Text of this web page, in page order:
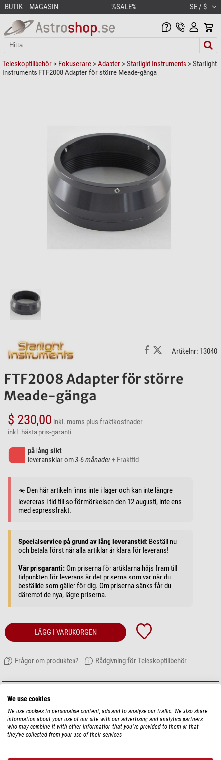
BUTIK MAGASIN %SALE% SE / $
Teleskoptillbehör > Fokuserare >Adapter >Starlight Instruments > Starlight
Instruments FTF2008 Adapter för större Meade-gänga
Artikelnr: 13040
FTF2008 Adapter för större
Meade-gänga
$ 230,00 inkl. moms plus fraktkostnader
inkl. bästa pris-garanti
på lång sikt
leveransklar om3-6 månader+ Frakttid
☀️ Den här artikeln finns inte i lager och kan inte längre
levereras i tid till solförmörkelsen den 12 augusti, inte ens
med expressfrakt.
Specialservice på grund av lång leveranstid: Beställ nu
och betala först när alla artiklar är klara för leverans!
Vår prisgaranti: Om priserna för artiklarna höjs fram till
tidpunkten för leverans är det priserna som var när du
beställde som gäller för dig. Om priserna sänks får du
däremot de nya, lägre priserna.
LÄGG I VARUKORGEN
Frågor om produkten? Rådgivning för Teleskoptillbehör
Den här adaptern är försedd med den teleskopspecifika adaptergängan på
Meades SC-teleskop 10", 12" och 14". Du kan använda den för att anpassa
fokuserarenStarlight Instruments Feather Touch FTF2008BCR 2"
refraktorfokuserare med 0,8" fokuseringsrörelse
We use cookies
We use cookies to personalise content, ads and to analyse our traffic. We also share
information about your use of our site with our advertising and analytics partners
who may combine it with other information that you’ve provided to them or that
they’ve collected from your use of their services